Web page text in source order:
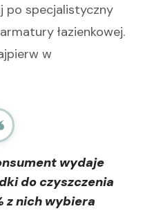
po specjalistyczny
łazienkowej.
w
wydaje
do czyszczenia
z nich wybiera